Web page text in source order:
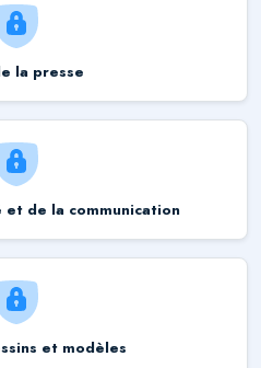
la presse
de la communication
et modèles